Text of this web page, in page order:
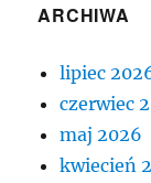
ARCHIWA
lipiec
czerwiec
maj 2026
kwiecień